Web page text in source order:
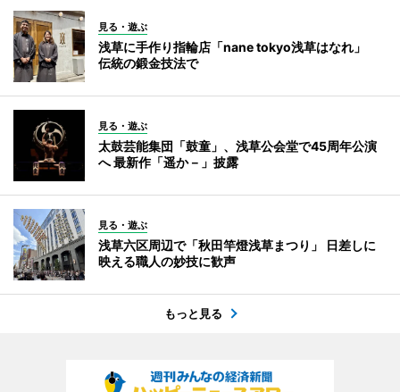
見る・遊ぶ
浅草に手作り指輪店「nane tokyo浅草はなれ」
伝統の鍛金技法で
見る・遊ぶ
太鼓芸能集団「鼓童」、浅草公会堂で45周年公演
へ 最新作「遥か－」披露
見る・遊ぶ
浅草六区周辺で「秋田竿燈浅草まつり」 日差しに
映える職人の妙技に歓声
もっと見る